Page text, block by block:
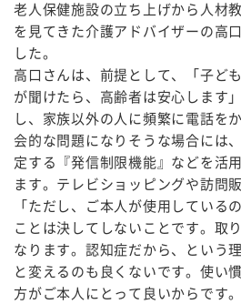
老人保健施設の立ち上げから人材
を見てきた介護アドバイザーの高
した。
高口さんは、前提として、「子ど
が聞けたら、高齢者は安心します
し、家族以外の人に頻繁に電話を
会的な問題になりそうな場合には
定する『発信制限機能』などを活
ます。テレビショッピングや訪問
「ただし、ご本人が使用している
ことは決してしないことです。取
なります。認知症だから、という
と変えるのも良くないです。使い
方がご本人にとって良いからです